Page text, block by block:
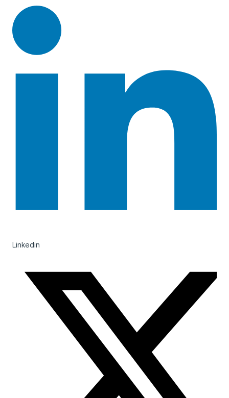
Linkedin